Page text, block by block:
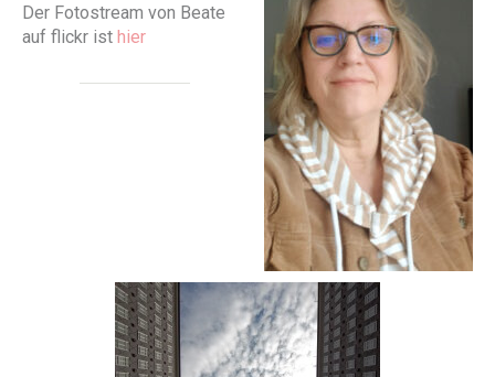
Der Fotostream von Beate
auf flickr ist hier